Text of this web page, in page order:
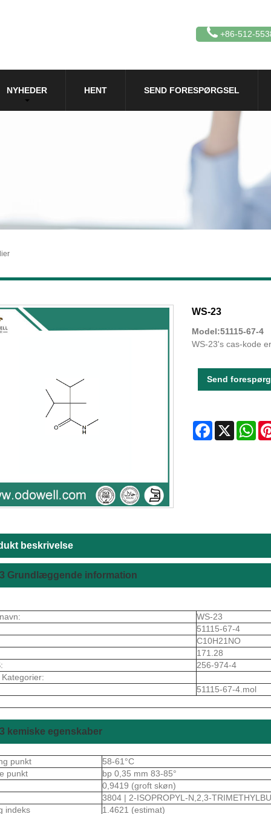
+86-512-
NYHEDER HENT SEND FORESPØRGSEL
WS-23
Model:51115-67-4
WS-23's cas-kode
Send
Facebook
X
beskrivelse
Grundlæggende information
WS-23
51115-67-4
C10H21NO
171.28
256-974-4
51115-67-4.mol
kemiske egenskaber
punkt
58-61°C
punkt
bp 0,35 mm 83-85°
0,9419 (groft skøn)
3804 | 2-ISOPROPYL-N,2,3-
indeks
1.4621 (estimat)